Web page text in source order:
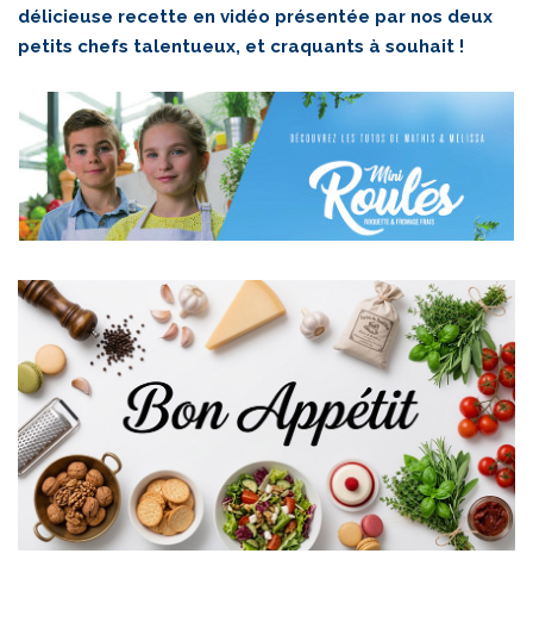
délicieuse recette en vidéo présentée par nos deux
petits chefs talentueux, et craquants à souhait !